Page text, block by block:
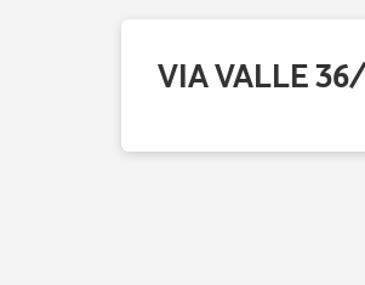
VIA VALLE